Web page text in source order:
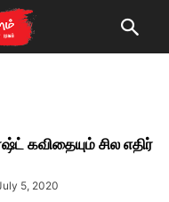
கவிதையும் சில எதிர்
5, 2020